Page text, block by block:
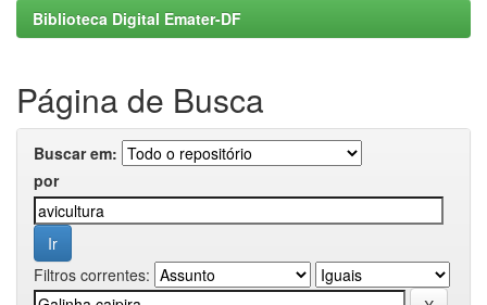
Biblioteca Digital Emater-DF
Página de Busca
Buscar em:
por
Filtros correntes: